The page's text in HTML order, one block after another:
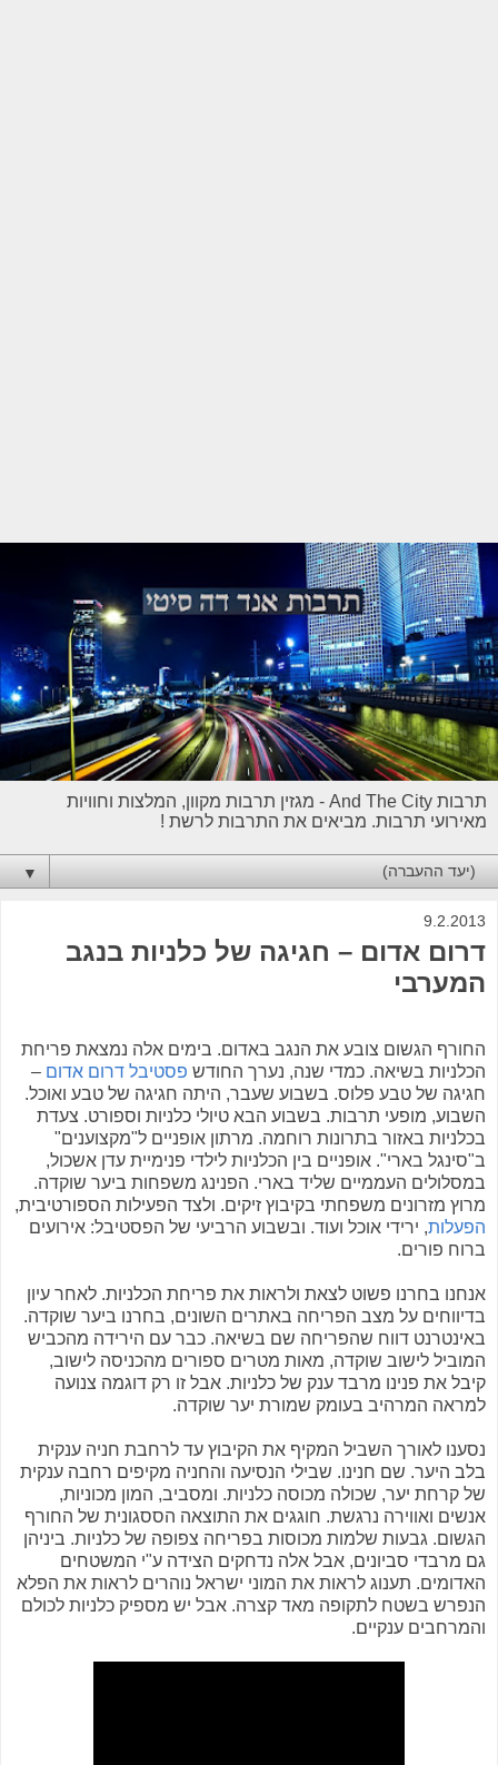
תרבות And The City - מגזין תרבות מקוון, המלצות וחוויות
מאירועי תרבות. מביאים את התרבות לרשת !
▼
9.2.2013
דרום אדום – חגיגה של כלניות בנגב
המערבי
החורף הגשום צובע את הנגב באדום. בימים אלה נמצאת פריחת
הכלניות בשיאה. כמדי שנה, נערך החודש פסטיבל דרום אדום –
חגיגה של טבע פלוס. בשבוע שעבר, היתה חגיגה של טבע ואוכל.
השבוע, מופעי תרבות. בשבוע הבא טיולי כלניות וספורט. צעדת
בכלניות באזור בתרונות רוחמה. מרתון אופניים ל"מקצוענים"
ב"סינגל בארי". אופניים בין הכלניות לילדי פנימיית עדן אשכול,
במסלולים העממיים שליד בארי. הפנינג משפחות ביער שוקדה.
מרוץ מזרונים משפחתי בקיבוץ זיקים. ולצד הפעילות הספורטיבית,
הפעלות, ירידי אוכל ועוד. ובשבוע הרביעי של הפסטיבל: אירועים
ברוח פורים.
אנחנו בחרנו פשוט לצאת ולראות את פריחת הכלניות. לאחר עיון
בדיווחים על מצב הפריחה באתרים השונים, בחרנו ביער שוקדה.
באינטרנט דווח שהפריחה שם בשיאה. כבר עם הירידה מהכביש
המוביל לישוב שוקדה, מאות מטרים ספורים מהכניסה לישוב,
קיבל את פנינו מרבד ענק של כלניות. אבל זו רק דוגמה צנועה
למראה המרהיב בעומק שמורת יער שוקדה.
נסענו לאורך השביל המקיף את הקיבוץ עד לרחבת חניה ענקית
בלב היער. שם חנינו. שבילי הנסיעה והחניה מקיפים רחבה ענקית
של קרחת יער, שכולה מכוסה כלניות. ומסביב, המון מכוניות,
אנשים ואווירה נרגשת. חוגגים את התוצאה הססגונית של החורף
הגשום. גבעות שלמות מכוסות בפריחה צפופה של כלניות. ביניהן
גם מרבדי סביונים, אבל אלה נדחקים הצידה ע"י המשטחים
האדומים. תענוג לראות את המוני ישראל נוהרים לראות את הפלא
הנפרש בשטח לתקופה מאד קצרה. אבל יש מספיק כלניות לכולם
והמרחבים ענקיים.